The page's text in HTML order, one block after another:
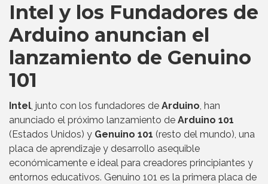
Intel y los Fundadores de
Arduino anuncian el
lanzamiento de Genuino
101
Intel, junto con los fundadores de Arduino, han
anunciado el próximo lanzamiento de Arduino 101
(Estados Unidos) y Genuino 101 (resto del mundo), una
placa de aprendizaje y desarrollo asequible
económicamente e ideal para creadores principiantes y
entornos educativos. Genuino 101 es la primera placa de